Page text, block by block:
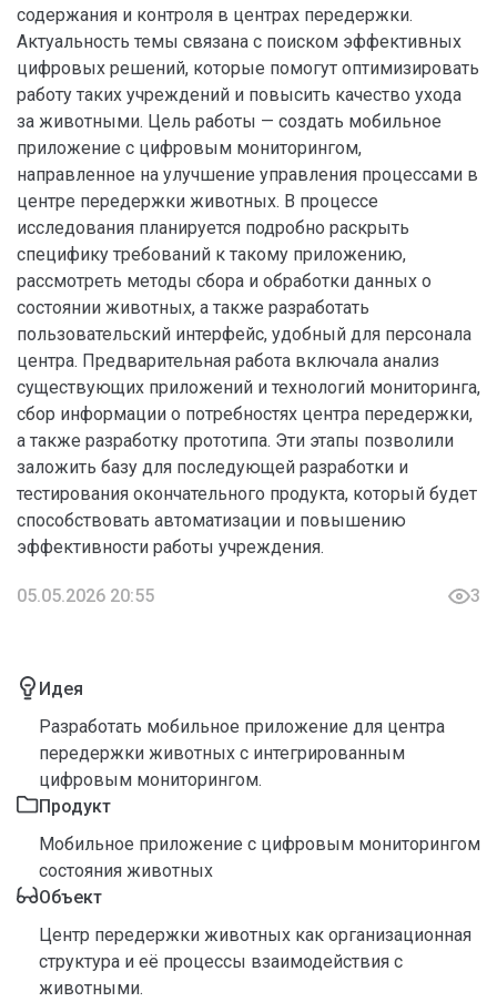
содержания и контроля в центрах передержки.
Актуальность темы связана с поиском эффективных
цифровых решений, которые помогут оптимизировать
работу таких учреждений и повысить качество ухода
за животными. Цель работы — создать мобильное
приложение с цифровым мониторингом,
направленное на улучшение управления процессами в
центре передержки животных. В процессе
исследования планируется подробно раскрыть
специфику требований к такому приложению,
рассмотреть методы сбора и обработки данных о
состоянии животных, а также разработать
пользовательский интерфейс, удобный для персонала
центра. Предварительная работа включала анализ
существующих приложений и технологий мониторинга,
сбор информации о потребностях центра передержки,
а также разработку прототипа. Эти этапы позволили
заложить базу для последующей разработки и
тестирования окончательного продукта, который будет
способствовать автоматизации и повышению
эффективности работы учреждения.
05.05.2026 20:55 3
Идея
Разработать мобильное приложение для центра
передержки животных с интегрированным
цифровым мониторингом.
Продукт
Мобильное приложение с цифровым мониторингом
состояния животных
Объект
Центр передержки животных как организационная
структура и её процессы взаимодействия с
животными.